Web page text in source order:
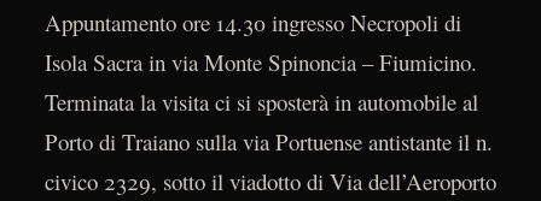
Appuntamento ore 14.30 ingresso Necropoli di
Isola Sacra in via Monte Spinoncia – Fiumicino.
Terminata la visita ci si sposterà in automobile al
Porto di Traiano sulla via Portuense antistante il n.
civico 2329, sotto il viadotto di Via dell’Aeroporto